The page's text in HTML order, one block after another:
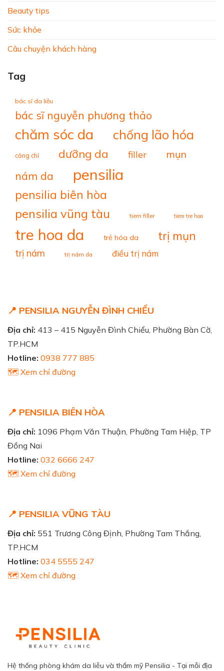
Beauty tips
Sức khỏe
Câu chuyện khách hàng
Tag
bác sĩ da liễu
bác sĩ nguyễn phương thảo
chăm sóc da chống lão hóa
căng chỉ dưỡng da filler mụn
nám da pensilia
pensilia biên hòa
pensilia vũng tàu tiem filler tiem tre hoa
tre hoa da trẻ hóa da trị mụn
trị nám trị nám da điều trị nám
📍 PENSILIA NGUYỄN ĐÌNH CHIỂU
Địa chỉ: 413 – 415 Nguyễn Đình Chiểu, Phường Bàn Cờ,
TP.HCM
Hotline: 0938 777 885
🗺️ Xem chỉ đường
📍 PENSILIA BIÊN HÒA
Địa chỉ: 1096 Phạm Văn Thuận, Phường Tam Hiệp, TP
Đồng Nai
Hotline: 032 6666 247
🗺️ Xem chỉ đường
📍 PENSILIA VŨNG TÀU
Địa chỉ: 551 Trương Công Định, Phường Tam Thắng,
TP.HCM
Hotline: 034 5555 247
🗺️ Xem chỉ đường
Hệ thống phòng khám da liễu và thẩm mỹ Pensilia - Tại mỗi địa